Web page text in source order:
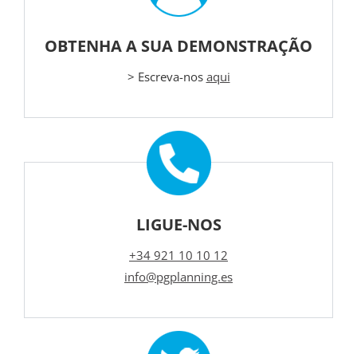
OBTENHA A SUA DEMONSTRAÇÃO
> Escreva-nos aqui
LIGUE-NOS
+34 921 10 10 12
info@pgplanning.es